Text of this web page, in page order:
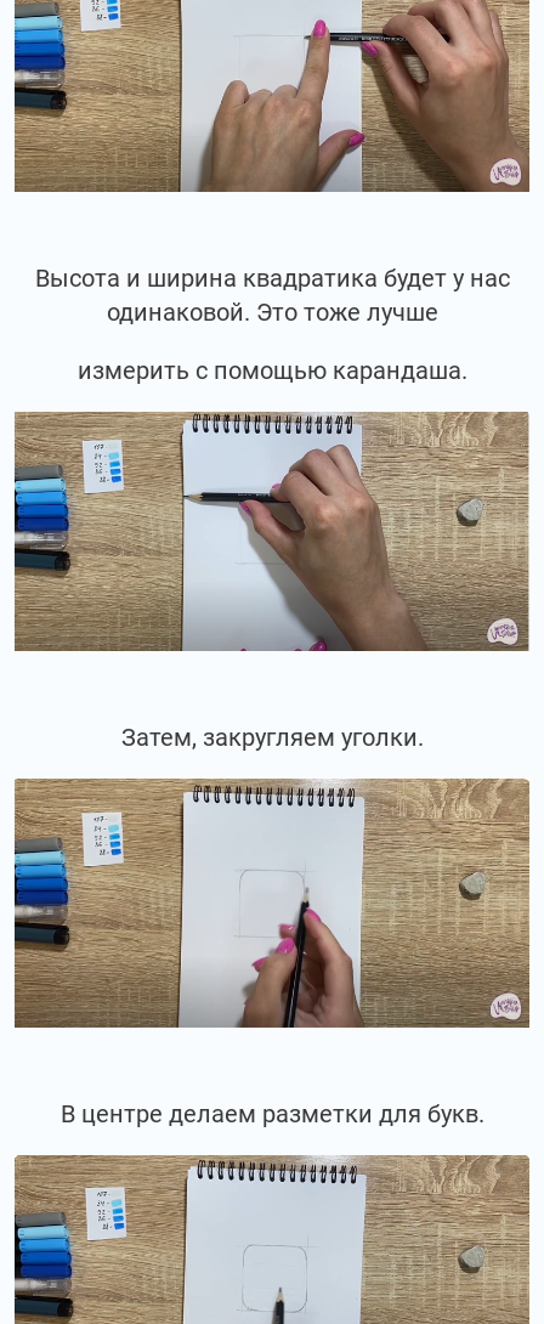
Высота и ширина квадратика будет у нас
одинаковой. Это тоже лучше
измерить с помощью карандаша.
Затем, закругляем уголки.
В центре делаем разметки для букв.